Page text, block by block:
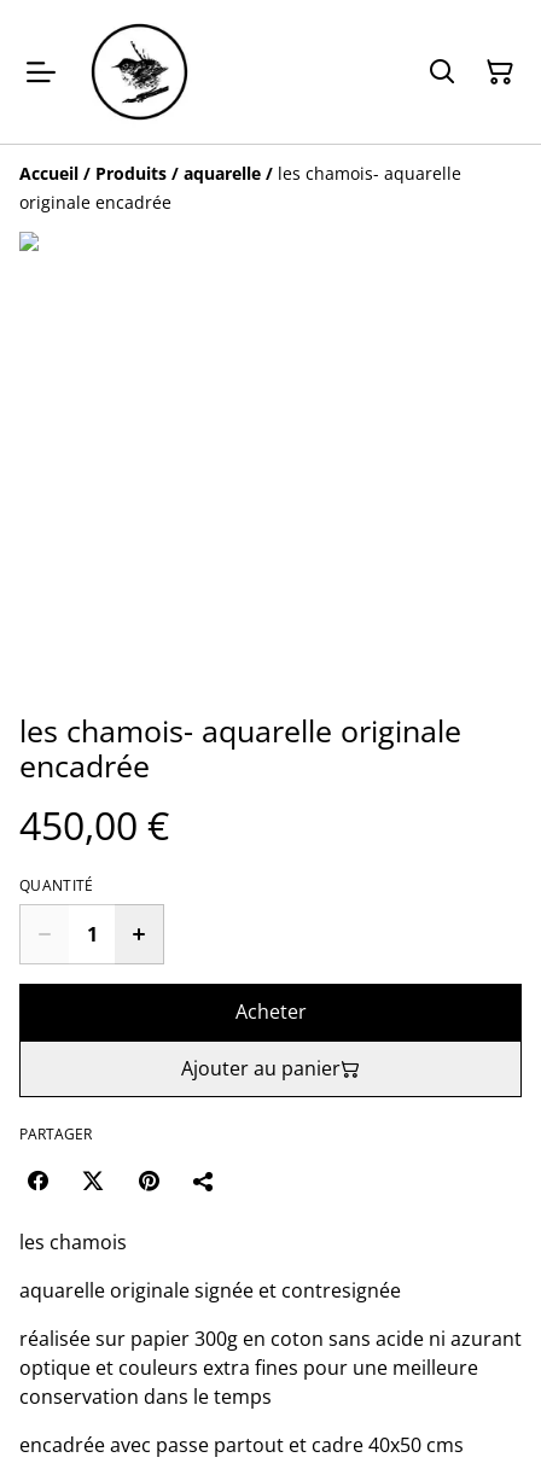
Accueil / Produits / aquarelle / les chamois- aquarelle
originale encadrée
les chamois- aquarelle originale
encadrée
450,00 €
QUANTITÉ
Acheter
Ajouter au panier
PARTAGER
les chamois
aquarelle originale signée et contresignée
réalisée sur papier 300g en coton sans acide ni azurant
optique et couleurs extra fines pour une meilleure
conservation dans le temps
encadrée avec passe partout et cadre 40x50 cms